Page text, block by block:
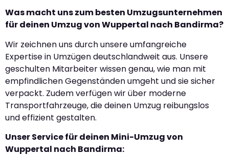
Was macht uns zum besten Umzugsunternehmen
für deinen Umzug von Wuppertal nach Bandirma?
Wir zeichnen uns durch unsere umfangreiche
Expertise in Umzügen deutschlandweit aus. Unsere
geschulten Mitarbeiter wissen genau, wie man mit
empfindlichen Gegenständen umgeht und sie sicher
verpackt. Zudem verfügen wir über moderne
Transportfahrzeuge, die deinen Umzug reibungslos
und effizient gestalten.
Unser Service für deinen Mini-Umzug von
Wuppertal nach Bandirma: